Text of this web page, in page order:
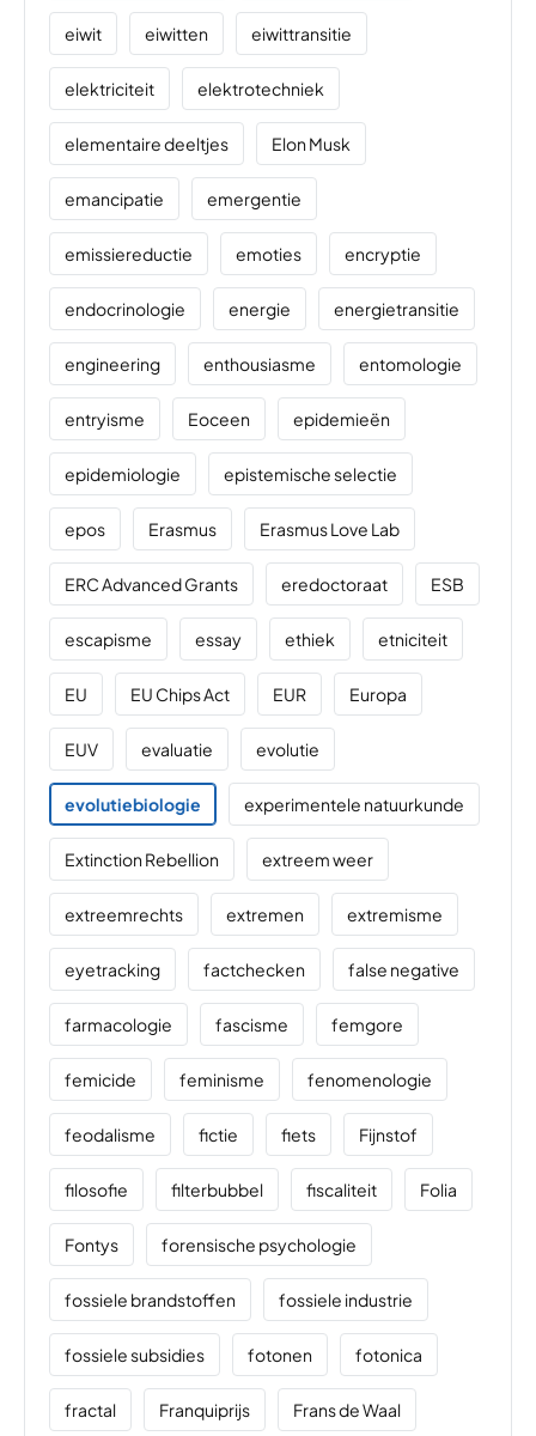
eiwit eiwitten eiwittransitie
elektriciteit elektrotechniek
elementaire deeltjes Elon Musk
emancipatie emergentie
emissiereductie emoties encryptie
endocrinologie energie energietransitie
engineering enthousiasme entomologie
entryisme Eoceen epidemieën
epidemiologie epistemische selectie
epos Erasmus Erasmus Love Lab
ERC Advanced Grants eredoctoraat ESB
escapisme essay ethiek etniciteit
EU EU Chips Act EUR Europa
EUV evaluatie evolutie
evolutiebiologie experimentele natuurkunde
Extinction Rebellion extreem weer
extreemrechts extremen extremisme
eyetracking factchecken false negative
farmacologie fascisme femgore
femicide feminisme fenomenologie
feodalisme fictie fiets Fijnstof
filosofie filterbubbel fiscaliteit Folia
Fontys forensische psychologie
fossiele brandstoffen fossiele industrie
fossiele subsidies fotonen fotonica
fractal Franquiprijs Frans de Waal